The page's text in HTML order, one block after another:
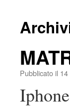
Pubblicato il